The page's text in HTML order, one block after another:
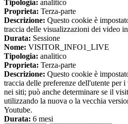
Tipologia: analitico
Proprieta: Terza-parte
Descrizione: Questo cookie è
traccia delle visualizzazioni dei video
Durata: Sessione
Nome: VISITOR_INFO1_LIVE
Tipologia: analitico
Proprieta: Terza-parte
Descrizione: Questo cookie è
traccia delle preferenze dell'utente per
nei siti; può anche determinare se il
utilizzando la nuova o la vecchia
Youtube.
Durata: 6 mesi